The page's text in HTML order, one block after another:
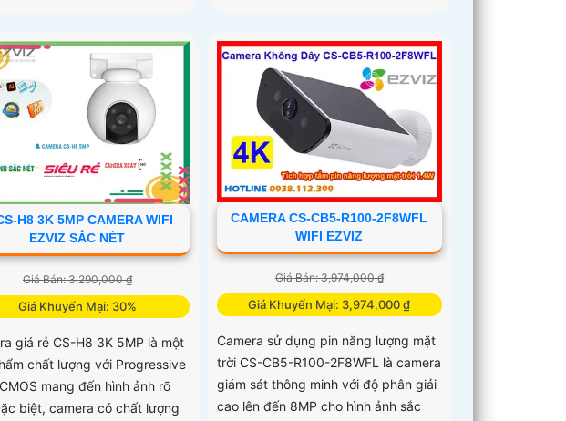
H8 3K 5MP CAMERA WIFI
EZVIZ SẮC NÉT
Giá Bán: 3,290,000 ₫
Giá Khuyến Mại: 30%
giá rẻ CS-H8 3K 5MP là một
chất lượng với Progressive
mang đến hình ảnh rõ
biệt, camera có chất lượng
CAMERA CS-CB5-R100-2F8WFL
WIFI EZVIZ
Giá Bán: 3,974,000 ₫
Giá Khuyến Mại: 3,974,000 ₫
Camera sử dụng pin năng lượng mặt
trời CS-CB5-R100-2F8WFL là camera
giám sát thông minh với độ phân giải
cao lên đến 8MP cho hình ảnh sắc